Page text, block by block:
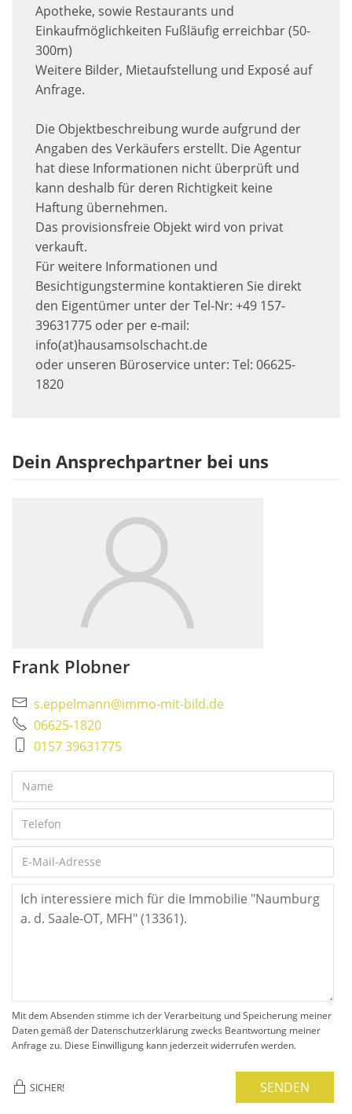
Apotheke, sowie Restaurants und
Einkaufmöglichkeiten Fußläufig erreichbar (50-
300m)
Weitere Bilder, Mietaufstellung und Exposé auf
Anfrage.
Die Objektbeschreibung wurde aufgrund der
Angaben des Verkäufers erstellt. Die Agentur
hat diese Informationen nicht überprüft und
kann deshalb für deren Richtigkeit keine
Haftung übernehmen.
Das provisionsfreie Objekt wird von privat
verkauft.
Für weitere Informationen und
Besichtigungstermine kontaktieren Sie direkt
den Eigentümer unter der Tel-Nr: +49 157-
39631775 oder per e-mail:
info(at)hausamsolschacht.de
oder unseren Büroservice unter: Tel: 06625-
1820
Dein Ansprechpartner bei uns
Frank Plobner
s.eppelmann@immo-mit-bild.de
06625-1820
0157 39631775
Mit dem Absenden stimme ich der Verarbeitung und Speicherung meiner
Daten gemäß der Datenschutzerklärung zwecks Beantwortung meiner
Anfrage zu. Diese Einwilligung kann jederzeit widerrufen werden.
SICHER! SENDEN